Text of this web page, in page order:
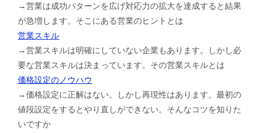
→営業は成功パターンを広げ対応力の拡大を達成すると結果
が急増します。そこにある営業のヒントとは
営業スキル
→営業スキルは明確にしていない企業もあります。しかし必
要な営業スキルは決まっています。その営業スキルとは
価格設定のノウハウ
→価格設定に正解はない。しかし再現性はあります。最初の
値段設定をするとやり直しができない。そんなコツを知りた
いですか